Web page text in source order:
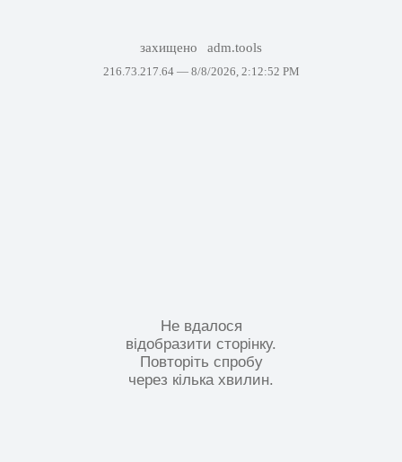
захищено adm.tools
216.73.217.64 — 8/8/2026, 2:12:52 PM
Не вдалося
відобразити сторінку.
Повторіть спробу
через кілька хвилин.